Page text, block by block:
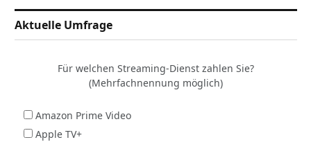
Aktuelle Umfrage
Für welchen Streaming-Dienst zahlen Sie?
(Mehrfachnennung möglich)
Amazon Prime Video
Apple TV+